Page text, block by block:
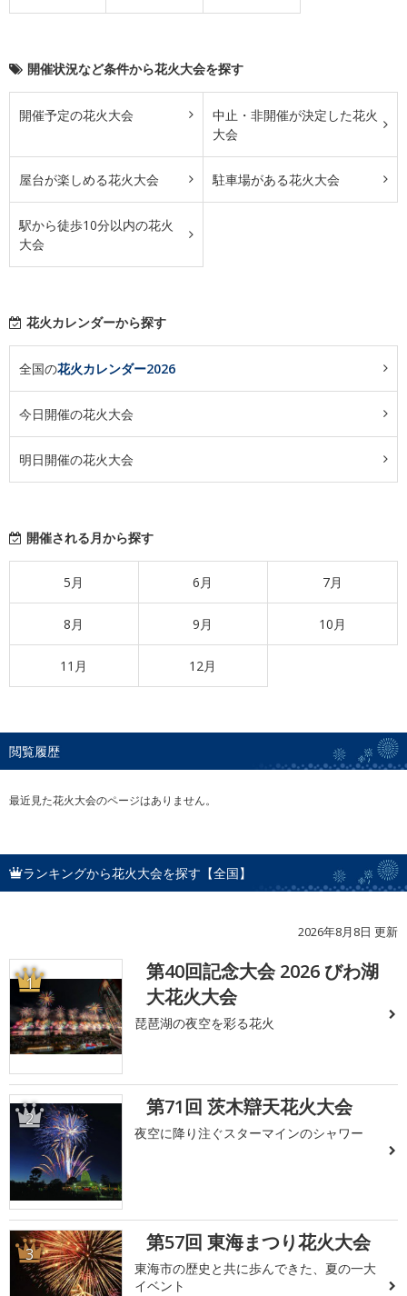
開催状況など条件から花火大会を探す
開催予定の花火大会
中止・非開催が決定した花火
大会
屋台が楽しめる花火大会 駐車場がある花火大会
駅から徒歩10分以内の花火
大会
花火カレンダーから探す
全国の花火カレンダー2026
今日開催の花火大会
明日開催の花火大会
開催される月から探す
5月 6月 7月
8月 9月 10月
11月 12月
閲覧履歴
最近見た花火大会のページはありません。
ランキングから花火大会を探す【全国】
2026年8月8日 更新
1
第40回記念大会 2026 びわ湖
大花火大会
琵琶湖の夜空を彩る花火
2 第71回 茨木辯天花火大会
夜空に降り注ぐスターマインのシャワー
3 第57回 東海まつり花火大会
東海市の歴史と共に歩んできた、夏の一大
イベント